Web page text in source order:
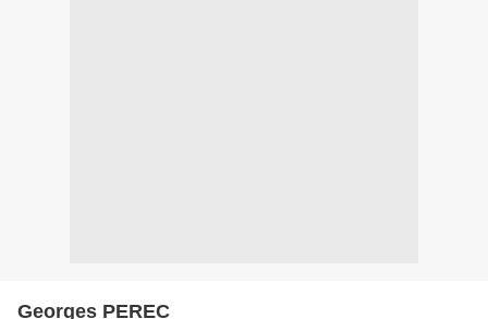
Georges PEREC